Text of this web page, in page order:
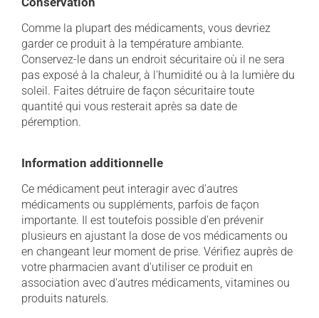
Comme la plupart des médicaments, vous devriez
garder ce produit à la température ambiante.
Conservez-le dans un endroit sécuritaire où il ne sera
pas exposé à la chaleur, à l'humidité ou à la lumière du
soleil. Faites détruire de façon sécuritaire toute
quantité qui vous resterait après sa date de
péremption.
Information additionnelle
Ce médicament peut interagir avec d'autres
médicaments ou suppléments, parfois de façon
importante. Il est toutefois possible d'en prévenir
plusieurs en ajustant la dose de vos médicaments ou
en changeant leur moment de prise. Vérifiez auprès de
votre pharmacien avant d'utiliser ce produit en
association avec d'autres médicaments, vitamines ou
produits naturels.